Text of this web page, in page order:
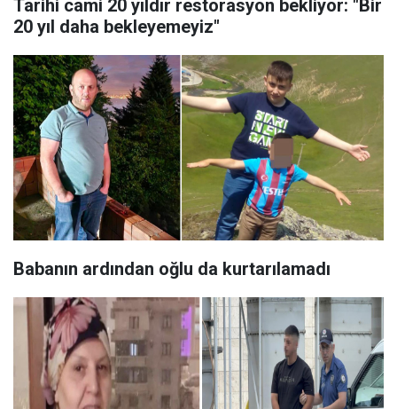
Tarihi cami 20 yıldır restorasyon bekliyor: "Bir
20 yıl daha bekleyemeyiz"
Babanın ardından oğlu da kurtarılamadı